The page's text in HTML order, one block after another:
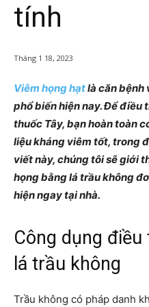
tính
Tháng 1 18, 2023
Viêm họng hạtlà căn bệnh
phổ biến hiện nay. Để điều
thuốc Tây, bạn hoàn toàn
liệu kháng viêm tốt, trong
viết này, chúng tôi sẽ giới
họng bằng lá trầu không
hiện ngay tại nhà.
Công dụng
lá trầu không
Trầu không có pháp danh